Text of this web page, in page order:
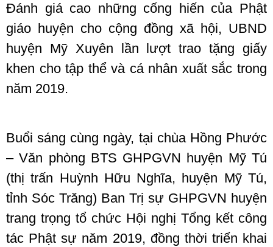
Đánh giá cao những cống hiến của Phật
giáo huyện cho cộng đồng xã hội, UBND
huyện Mỹ Xuyên lần lượt trao tặng giấy
khen cho tập thể và cá nhân xuất sắc trong
năm 2019.
Buổi sáng cùng ngày, tại chùa Hồng Phước
– Văn phòng BTS GHPGVN huyện Mỹ Tú
(thị trấn Huỳnh Hữu Nghĩa, huyện Mỹ Tú,
tỉnh Sóc Trăng) Ban Trị sự GHPGVN huyện
trang trọng tổ chức Hội nghị Tổng kết công
tác Phật sự năm 2019, đồng thời triển khai